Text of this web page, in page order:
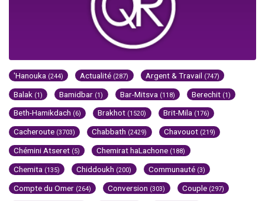
'Hanouka (244) Actualité (287) Argent & Travail (747)
Balak (1) Bamidbar (1) Bar-Mitsva (118) Berechit (1)
Beth-Hamikdach (6) Brakhot (1520) Brit-Mila (176)
Cacheroute (3703) Chabbath (2429) Chavouot (219)
Chémini Atseret (5) Chemirat haLachone (188)
Chemita (135) Chiddoukh (200) Communauté (3)
Compte du Omer (264) Conversion (303) Couple (297)